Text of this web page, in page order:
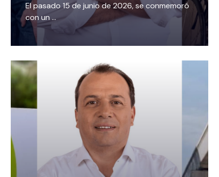
El pasado 15 de junio de 2026, se conmemoró
con un ...